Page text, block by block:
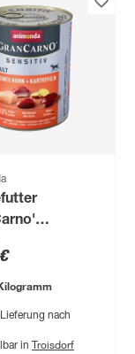
Huhn &
800 g
€
nach
in Troisdorf